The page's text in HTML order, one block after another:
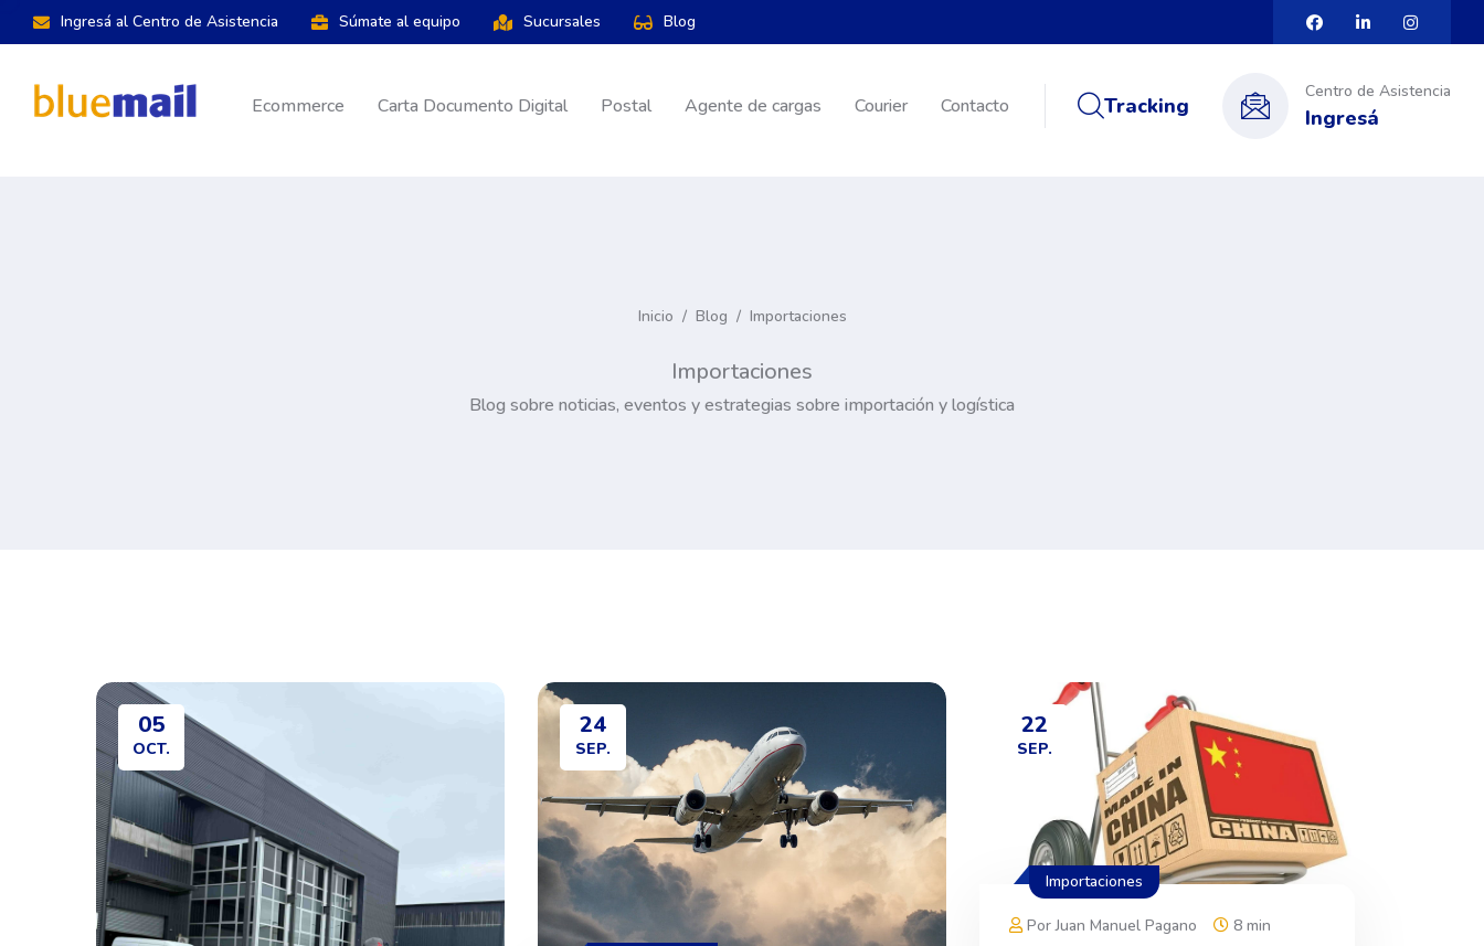
Ingresá al Centro de Asistencia Súmate al equipo Sucursales Blog
Ecommerce Carta Documento Digital Postal Agente de cargas Courier Contacto Tracking
Centro de Asistencia
Ingresá
Inicio / Blog / Importaciones
Importaciones
Blog sobre noticias, eventos y estrategias sobre importación y logística
05
OCT.
24
SEP.
22
SEP.
Por Juan Manuel Pagano 8 min
Importaciones